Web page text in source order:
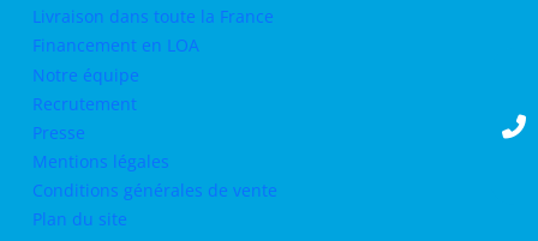
Livraison dans toute la France
Financement en LOA
Notre équipe
Recrutement
Presse
Mentions légales
Conditions générales de vente
Plan du site